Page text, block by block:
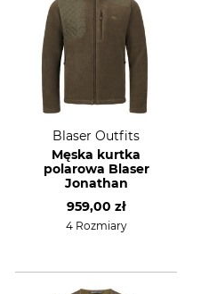
Blaser Outfits
Męska kurtka
polarowa Blaser
Jonathan
959,00 zł
4 Rozmiary